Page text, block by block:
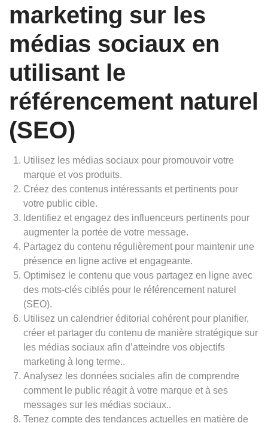
marketing sur les
médias sociaux en
utilisant le
référencement naturel
(SEO)
Utilisez les médias sociaux pour promouvoir votre
marque et vos produits.
Créez des contenus intéressants et pertinents pour
votre public cible.
Identifiez et engagez des influenceurs pertinents pour
augmenter la portée de votre message.
Partagez du contenu régulièrement pour maintenir une
présence en ligne active et engageante.
Optimisez le contenu que vous partagez en ligne avec
des mots-clés ciblés pour le référencement naturel
(SEO).
Utilisez un calendrier éditorial cohérent pour planifier,
créer et partager du contenu de manière stratégique sur
les médias sociaux afin d’atteindre vos objectifs
marketing à long terme..
Analysez les données sociales afin de comprendre
comment le public réagit à votre marque et à ses
messages sur les médias sociaux..
Tenez compte des tendances actuelles en matière de